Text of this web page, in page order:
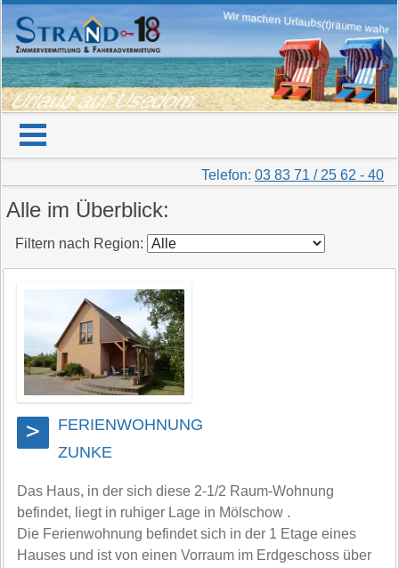
Wir machen Urlaubs(t)räume wahr
Urlaub auf Usedom
Telefon: 03 83 71 / 25 62 - 40
Alle im Überblick:
Filtern nach Region:
>
FERIENWOHNUNG
ZUNKE
Das Haus, in der sich diese 2-1/2 Raum-Wohnung
befindet, liegt in ruhiger Lage in Mölschow .
Die Ferienwohnung befindet sich in der 1 Etage eines
Hauses und ist von einen Vorraum im Erdgeschoss über